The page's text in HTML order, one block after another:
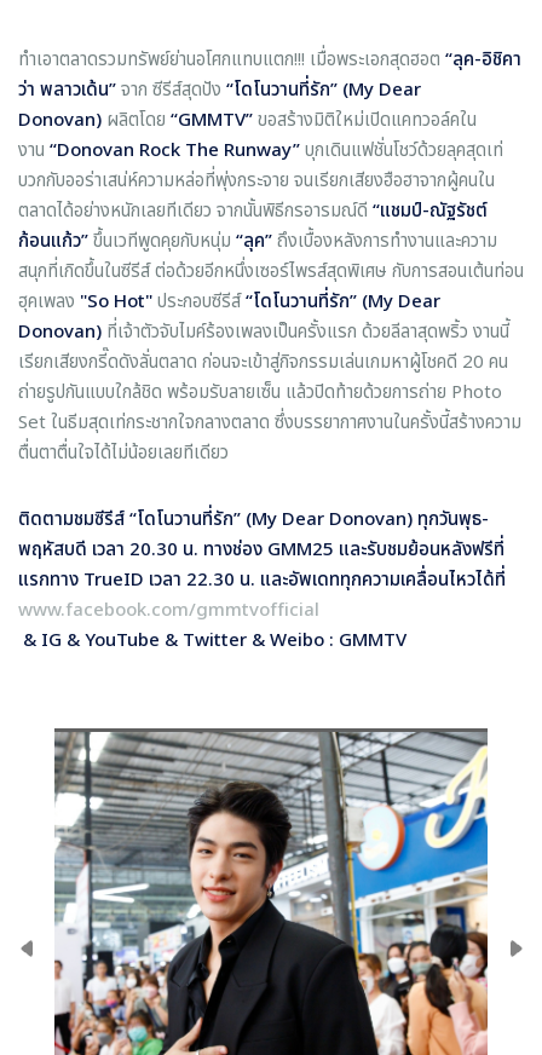
ทำเอาตลาดรวมทรัพย์ย่านอโศกแทบแตก!!! เมื่อพระเอกสุดฮอต “ลุค-อิชิคา
ว่า พลาวเด้น”จาก ซีรีส์สุดปัง “โดโนวานที่รัก” (My Dear
Donovan) ผลิตโดย “GMMTV”ขอสร้างมิติใหม่เปิดแคทวอล์คใน
งาน “Donovan Rock The Runway”บุกเดินแฟชั่นโชว์ด้วยลุคสุดเท่
บวกกับออร่าเสน่ห์ความหล่อที่พุ่งกระจาย จนเรียกเสียงฮือฮาจากผู้คนใน
ตลาดได้อย่างหนักเลยทีเดียว จากนั้นพิธีกรอารมณ์ดี “แชมป์-ณัฐรัชต์
ก้อนแก้ว”ขึ้นเวทีพูดคุยกับหนุ่ม “ลุค”ถึงเบื้องหลังการทำงานและความ
สนุกที่เกิดขึ้นในซีรีส์ ต่อด้วยอีกหนึ่งเซอร์ไพรส์สุดพิเศษ กับการสอนเต้นท่อน
ฮุคเพลง "So Hot"ประกอบซีรีส์“โดโนวานที่รัก” (My Dear
Donovan) ที่เจ้าตัวจับไมค์ร้องเพลงเป็นครั้งแรก ด้วยลีลาสุดพริ้ว งานนี้
เรียกเสียงกรี๊ดดังลั่นตลาด ก่อนจะเข้าสู่กิจกรรมเล่นเกมหาผู้โชคดี 20 คน
ถ่ายรูปกันแบบใกล้ชิด พร้อมรับลายเซ็น แล้วปิดท้ายด้วยการถ่าย Photo
Set ในธีมสุดเท่กระชากใจกลางตลาด ซึ่งบรรยากาศงานในครั้งนี้สร้างความ
ตื่นตาตื่นใจได้ไม่น้อยเลยทีเดียว
ติดตามชมซีรีส์“โดโนวานที่รัก” (My Dear Donovan) ทุกวันพุธ-
พฤหัสบดี เวลา 20.30 น. ทางช่อง GMM25 และรับชมย้อนหลังฟรีที่
แรกทาง TrueID เวลา 22.30 น. และอัพเดททุกความเคลื่อนไหวได้ที่
www.facebook.com/gmmtvofficial
& IG & YouTube & Twitter & Weibo : GMMTV